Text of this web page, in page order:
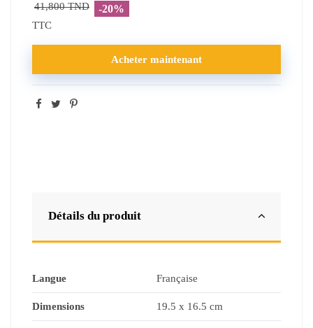
41,800 TND -20%
TTC
Acheter maintenant
Détails du produit
Langue Française
Dimensions 19.5 x 16.5 cm